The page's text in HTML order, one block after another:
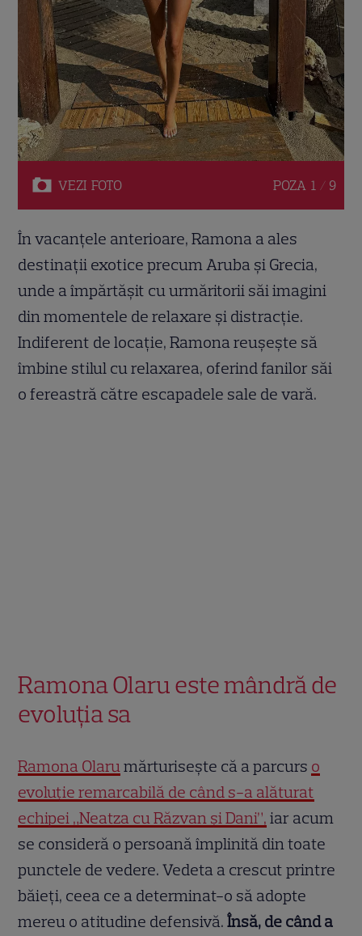
VEZI FOTO POZA 1 / 9
În vacanțele anterioare, Ramona a ales
destinații exotice precum Aruba și Grecia,
unde a împărtășit cu urmăritorii săi imagini
din momentele de relaxare și distracție.
Indiferent de locație, Ramona reușește să
îmbine stilul cu relaxarea, oferind fanilor săi
o fereastră către escapadele sale de vară.
Ramona Olaru este mândră de
evoluția sa
Ramona Olarumărturisește că a parcurs o
evoluție remarcabilă de când s-a alăturat
echipei „Neatza cu Răzvan și Dani”, iar acum
se consideră o persoană împlinită din toate
punctele de vedere. Vedeta a crescut printre
băieți, ceea ce a determinat-o să adopte
mereu o atitudine defensivă.Însă, de când a